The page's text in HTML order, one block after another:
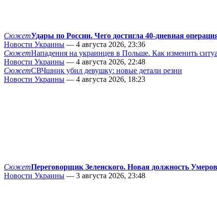
СюжетУдары по России. Чего достигла 40-дневная
Новости Украины — 4 августа 2026, 23:36
СюжетНападения на украинцев в Польше. Как изменить
Новости Украины — 4 августа 2026, 22:48
СюжетСВЧшник убил девушку: новые детали резни
Новости Украины — 4 августа 2026, 18:23
СюжетПереговорщик Зеленского. Новая должность
Новости Украины — 3 августа 2026, 23:48